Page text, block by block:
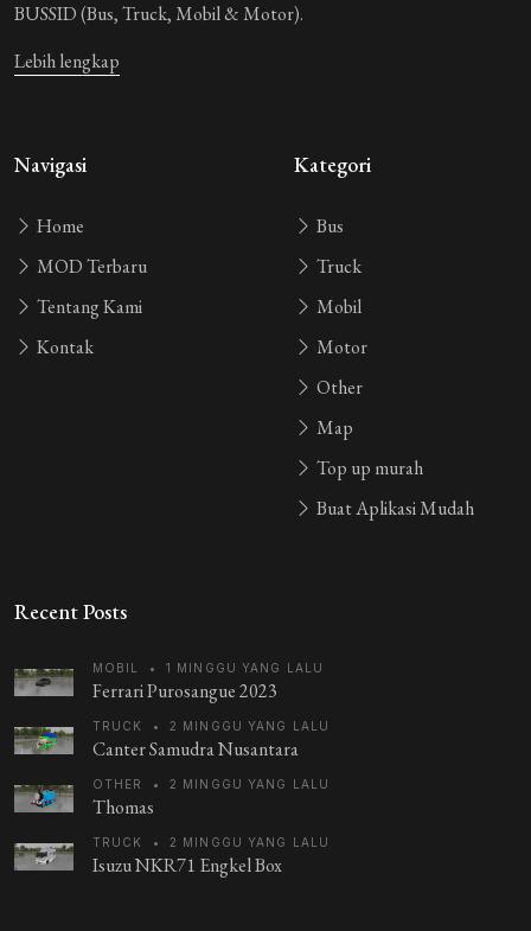
BUSSID (Bus, Truck, Mobil & Motor).
Lebih lengkap
Navigasi
Home
MOD Terbaru
Tentang Kami
Kontak
Kategori
Bus
Truck
Mobil
Motor
Other
Map
Top up murah
Buat Aplikasi Mudah
Recent Posts
MOBIL • 1 MINGGU YANG LALU
Ferrari Purosangue 2023
TRUCK • 2 MINGGU YANG LALU
Canter Samudra Nusantara
OTHER • 2 MINGGU YANG LALU
Thomas
TRUCK • 2 MINGGU YANG LALU
Isuzu NKR71 Engkel Box